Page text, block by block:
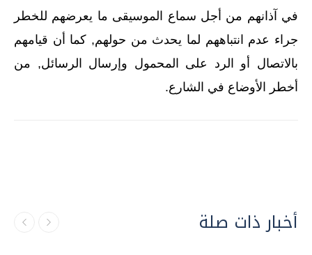
في آذانهم من أجل سماع الموسيقى ما يعرضهم للخطر
جراء عدم انتباههم لما يحدث من حولهم, كما أن قيامهم
بالاتصال أو الرد على المحمول وإرسال الرسائل, من
أخطر الأوضاع في الشارع.
أخبار ذات صلة